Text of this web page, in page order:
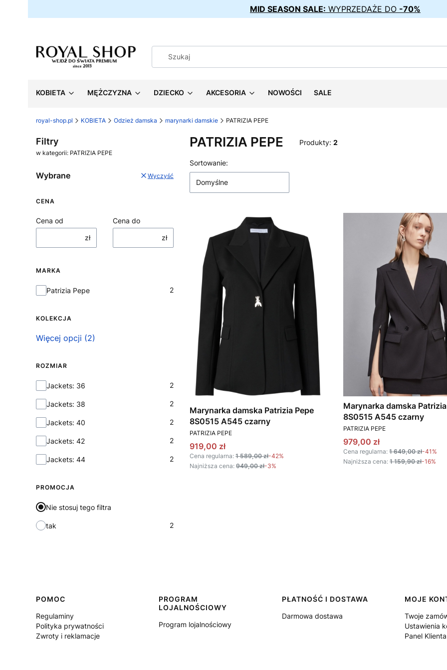
MID SEASON SALE: WYPRZEDAŻE DO -70%
KOBIETA MĘŻCZYZNA DZIECKO AKCESORIA NOWOŚCI SALE
royal-shop.pl KOBIETA Odzież damska marynarki damskie PATRIZIA PEPE
Filtry
w kategorii: PATRIZIA PEPE
Wybrane Wyczyść
CENA
Cena od
zł
Cena do
zł
MARKA
Marka
Patrizia Pepe 2
KOLEKCJA
Kolekcja
Więcej opcji (2)
ROZMIAR
Rozmiar
Jackets: 36 2
Jackets: 38 2
Jackets: 40 2
Jackets: 42 2
Jackets: 44 2
PROMOCJA
Nie stosuj tego filtra
tak 2
PATRIZIA PEPE Produkty: 2
Lista produktów
Sortowanie:
Domyślne
Marynarka damska Patrizia Pepe
8S0515 A545 czarny
PRODUCENT
PATRIZIA PEPE
Cena promocyjna
919,00 zł
Cena regularna: 1 589,00 zł-42%
Najniższa cena: 949,00 zł-3%
Marynarka damska
8S0515 A545 czarny
PRODUCENT
PATRIZIA PEPE
Cena promocyjna
979,00 zł
Cena regularna: 1 649,00 zł-41%
Najniższa cena: 1 159,90 zł-16%
Linki w stopce
POMOC
Regulaminy
Polityka prywatności
Zwroty i reklamacje
PROGRAM
LOJALNOŚCIOWY
Program lojalnościowy
PŁATNOŚĆ I DOSTAWA
Darmowa dostawa
MOJE
Twoje
Ustawienia
Panel Klienta